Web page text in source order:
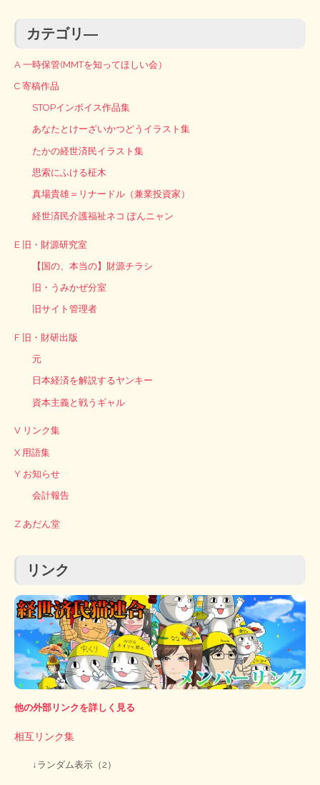
カテゴリ―
A 一時保管(MMTを知ってほしい会）
C 寄稿作品
STOPインボイス作品集
あなたとけーざいかつどうイラスト集
たかの経世済民イラスト集
思索にふける柾木
真場貴雄＝リナードル（兼業投資家）
経世済民介護福祉ネコ ぽんニャン
E 旧・財源研究室
【国の、本当の】財源チラシ
旧・うみかぜ分室
旧サイト管理者
F 旧・財研出版
元
日本経済を解説するヤンキー
資本主義と戦うギャル
V リンク集
X 用語集
Y お知らせ
会計報告
Z あだん堂
リンク
他の外部リンクを詳しく見る
相互リンク集
↓ランダム表示（2）